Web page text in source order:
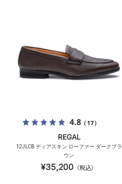
4.8（17）
REGAL
12JLCB ディアスキン ローファー ダークブラ
ウン
¥35,200 （税込）